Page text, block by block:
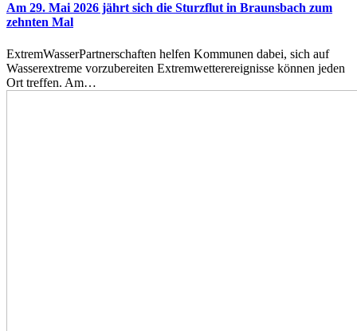
Am 29. Mai 2026 jährt sich die Sturzflut in Braunsbach zum
zehnten Mal
ExtremWasserPartnerschaften helfen Kommunen dabei, sich auf
Wasserextreme vorzubereiten Extremwetterereignisse können jeden
Ort treffen. Am…